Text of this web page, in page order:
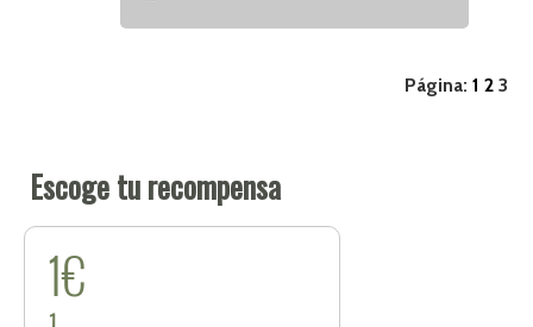
Página: 1 2 3
Escoge tu recompensa
1€
1